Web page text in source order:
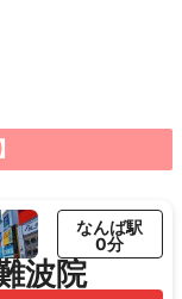
波院
なんば駅
0分